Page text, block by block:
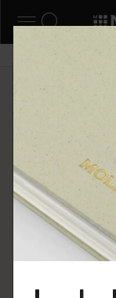
ナビゲー
検索 (キ
ーを閉じ
ショップ
Blackwing x モレ